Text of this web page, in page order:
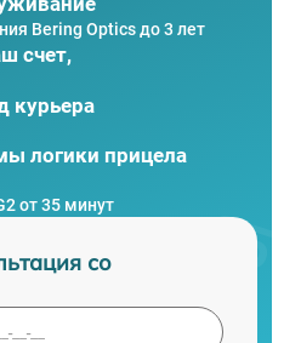
Bering Optics до 3 лет
счет,
курьера
логики прицела
от 35 минут
со